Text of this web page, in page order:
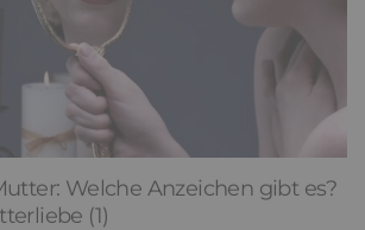
Welche Anzeichen gibt es?
(1)